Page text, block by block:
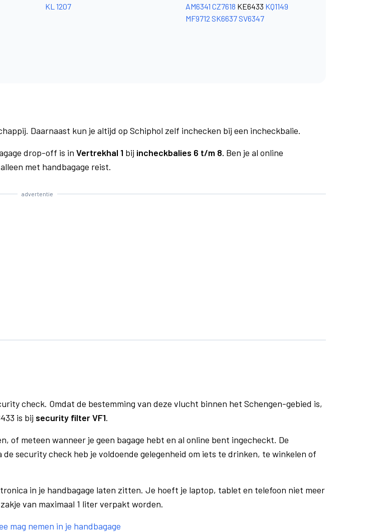
KL 1207
AM6341 CZ7618 KE6433 KQ1149
MF9712 SK6637 SV6347
Daarnaast kun je altijd op Schiphol zelf inchecken bij een incheckbalie.
drop-off is in Vertrekhal 1 bij incheckbalies 6 t/m 8. Ben je al online
met handbagage reist.
advertentie
check. Omdat de bestemming van deze vlucht binnen het Schengen-gebied is,
is bij security filter VF1.
of meteen wanneer je geen bagage hebt en al online bent ingecheckt. De
security check heb je voldoende gelegenheid om iets te drinken, te winkelen of
in je handbagage laten zitten. Je hoeft je laptop, tablet en telefoon niet meer
van maximaal 1 liter verpakt worden.
mag nemen in je handbagage